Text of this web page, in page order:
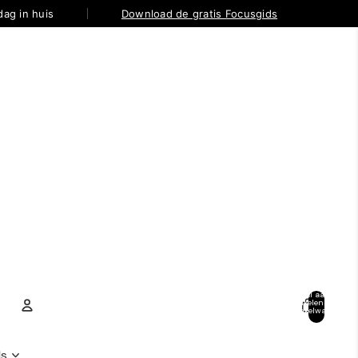
in huis Download de gratis Focusgids
Totaal aantal
artikelen in
winkelwagen: